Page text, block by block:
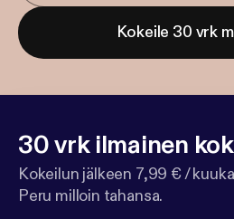
Kokeile 30 vrk
30 vrk ilmainen
Kokeilun jälkeen 7,99 € /
Peru milloin tahansa.